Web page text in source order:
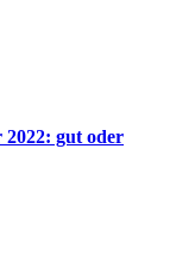
gut oder